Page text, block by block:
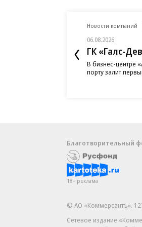
Новости компаний
06.08.2026
ГК «Галс-
В бизнес-центре
порту залит
Благотворительный
18+ реклама
© АО «Коммерсантъ».
Сетевое издание